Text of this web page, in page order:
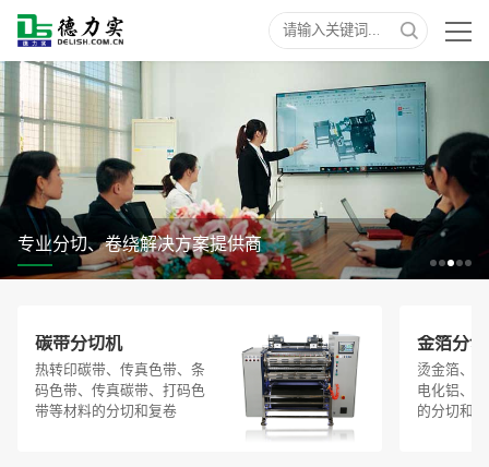
专业分切、卷绕解决方案提供商
碳带分切机
热转印碳带、传真色带、条
码色带、传真碳带、打码色
带等材料的分切和复卷
金箔分
烫金箔、
电化铝、
的分切和